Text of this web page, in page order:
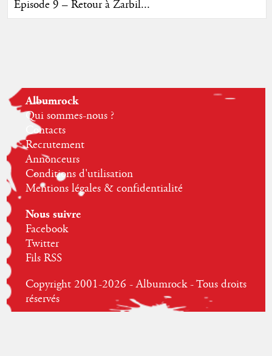
Episode 9 – Retour à Zarbil...
Albumrock
Qui sommes-nous ?
Contacts
Recrutement
Annonceurs
Conditions d'utilisation
Mentions légales & confidentialité
Nous suivre
Facebook
Twitter
Fils RSS
Copyright 2001-2026 - Albumrock - Tous droits
réservés